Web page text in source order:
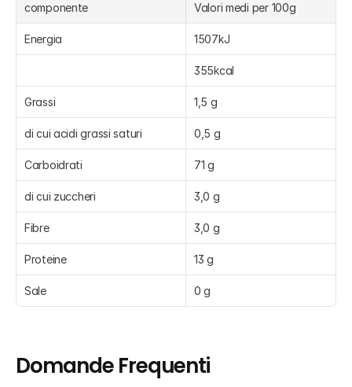
componente Valori medi per 100g
Energia 1507kJ
355kcal
Grassi 1,5 g
di cui acidi grassi saturi 0,5 g
Carboidrati 71 g
di cui zuccheri 3,0 g
Fibre 3,0 g
Proteine 13 g
Sale 0 g
Domande Frequenti